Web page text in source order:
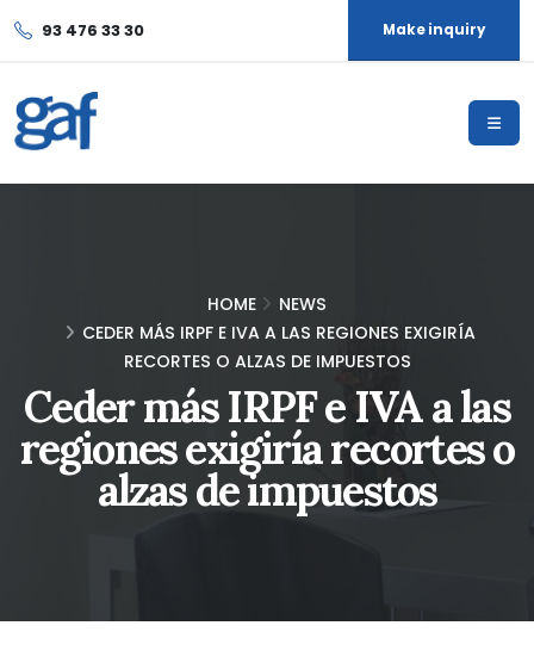
93 476 33 30 Make inquiry
HOME
NEWS
CEDER MÁS IRPF E IVA A LAS REGIONES EXIGIRÍA
RECORTES O ALZAS DE IMPUESTOS
Ceder más IRPF e IVA a las
regiones exigiría recortes o
alzas de impuestos